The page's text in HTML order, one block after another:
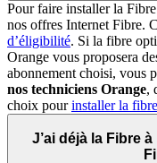
Pour faire installer la
nos offres Internet Fibre.
d’éligibilité. Si la fibre
Orange vous proposera
abonnement choisi, vous
nos techniciens Orange,
choix pourinstaller la fibre
J’ai déjà la Fibre